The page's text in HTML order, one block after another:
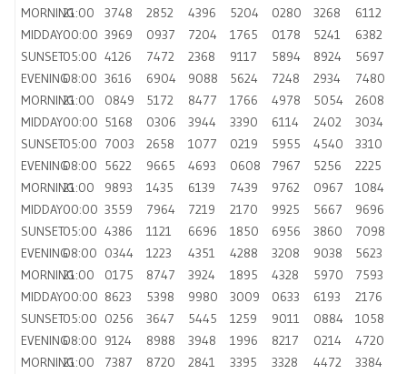
MORNING21:00 3748 2852 4396 5204 0280 3268
6112
MIDDAY00:00 3969 0937 7204 1765 0178 5241
6382
SUNSET05:00 4126 7472 2368 9117 5894 8924
5697
EVENING08:00 3616 6904 9088 5624 7248 2934
7480
MORNING21:00 0849 5172 8477 1766 4978 5054
2608
MIDDAY00:00 5168 0306 3944 3390 6114 2402
3034
SUNSET05:00 7003 2658 1077 0219 5955 4540
3310
EVENING08:00 5622 9665 4693 0608 7967 5256
2225
MORNING21:00 9893 1435 6139 7439 9762 0967
1084
MIDDAY00:00 3559 7964 7219 2170 9925 5667
9696
SUNSET05:00 4386 1121 6696 1850 6956 3860
7098
EVENING08:00 0344 1223 4351 4288 3208 9038
5623
MORNING21:00 0175 8747 3924 1895 4328 5970
7593
MIDDAY00:00 8623 5398 9980 3009 0633 6193
2176
SUNSET05:00 0256 3647 5445 1259 9011 0884
1058
EVENING08:00 9124 8988 3948 1996 8217 0214
4720
MORNING21:00 7387 8720 2841 3395 3328 4472
3384